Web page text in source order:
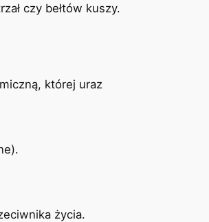
czy bełtów kuszy.
której uraz
życia.